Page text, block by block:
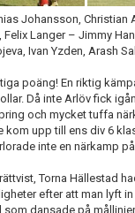
Johansson, Christian
Langer – Jimmy
Ivan Yzden, Arash
poäng! En riktig
Då inte Arlöv fick
och mycket tuffa
kom upp till ens div 6
inte en närkamp
Torna Hällestad
efter att man lyft
som dansade på